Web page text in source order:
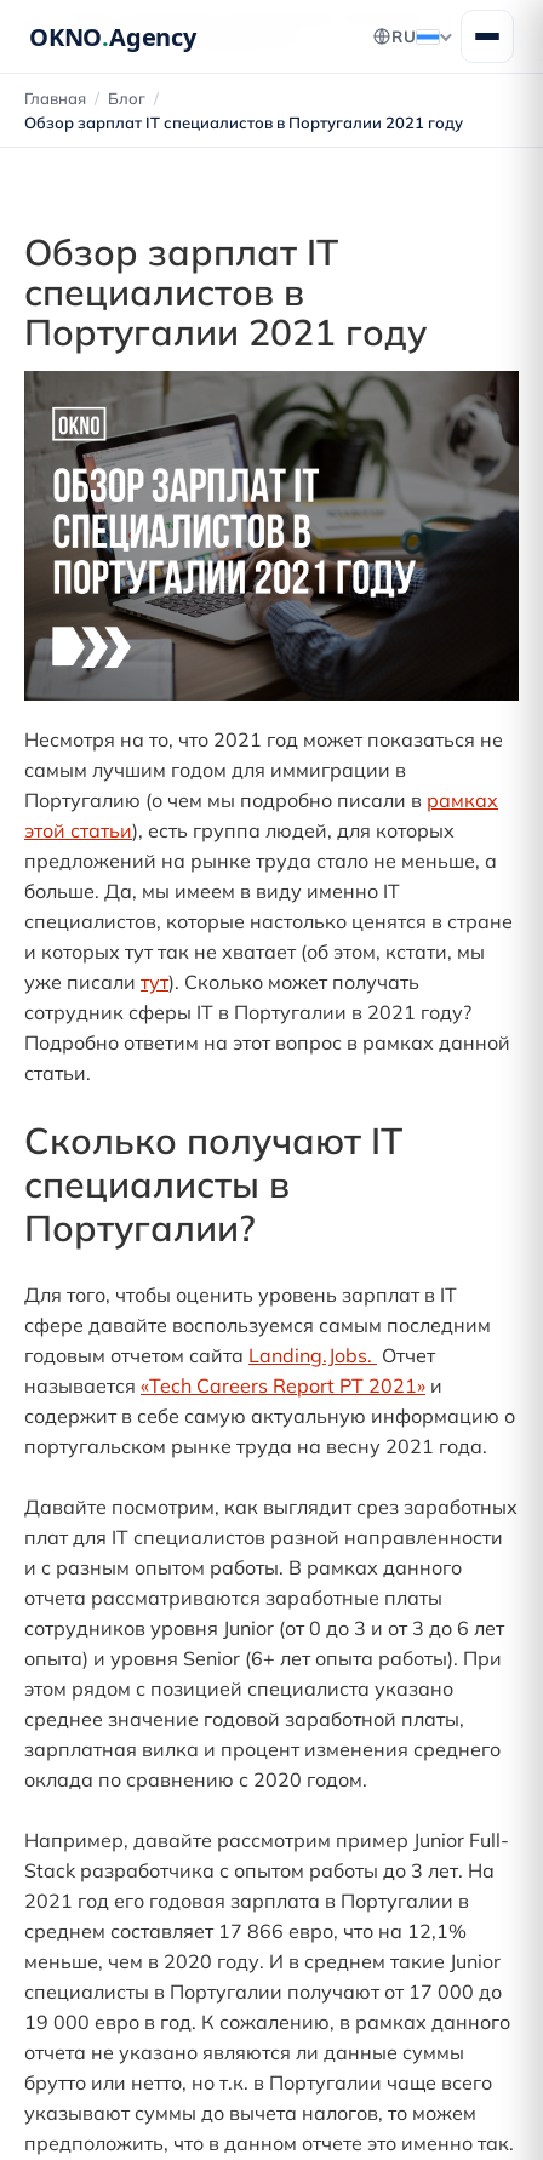
OKNO.Agency RU
Главная / Блог /
Обзор зарплат IT специалистов в Португалии 2021 году
ВНЖ, ПМЖ и гражданства
Обзор зарплат IT
специалистов в
Португалии 2021 году
Несмотря на то, что 2021 год может показаться не
самым лучшим годом для иммиграции в
Португалию (о чем мы подробно писали в рамках
этой статьи), есть группа людей, для которых
предложений на рынке труда стало не меньше, а
больше. Да, мы имеем в виду именно IT
специалистов, которые настолько ценятся в стране
и которых тут так не хватает (об этом, кстати, мы
уже писали тут). Сколько может получать
сотрудник сферы IT в Португалии в 2021 году?
Подробно ответим на этот вопрос в рамках данной
статьи.
Сколько получают IT
специалисты в
Португалии?
Для того, чтобы оценить уровень зарплат в IT
сфере давайте воспользуемся самым последним
годовым отчетом сайта Landing.Jobs. Отчет
называется «Tech Careers Report PT 2021» и
содержит в себе самую актуальную информацию о
португальском рынке труда на весну 2021 года.
Давайте посмотрим, как выглядит срез заработных
плат для IT специалистов разной направленности
и с разным опытом работы. В рамках данного
отчета рассматриваются заработные платы
сотрудников уровня Junior (от 0 до 3 и от 3 до 6 лет
опыта) и уровня Senior (6+ лет опыта работы). При
этом рядом с позицией специалиста указано
среднее значение годовой заработной платы,
зарплатная вилка и процент изменения среднего
оклада по сравнению с 2020 годом.
Например, давайте рассмотрим пример Junior Full-
Stack разработчика с опытом работы до 3 лет. На
2021 год его годовая зарплата в Португалии в
среднем составляет 17 866 евро, что на 12,1%
меньше, чем в 2020 году. И в среднем такие Junior
специалисты в Португалии получают от 17 000 до
19 000 евро в год. К сожалению, в рамках данного
отчета не указано являются ли данные суммы
брутто или нетто, но т.к. в Португалии чаще всего
указывают суммы до вычета налогов, то можем
предположить, что в данном отчете это именно так.